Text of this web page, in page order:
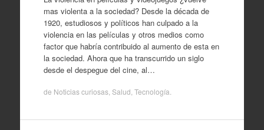
mas violenta a la sociedad? Desde la década de
1920, estudiosos y políticos han culpado a la
violencia en las películas y otros medios como
factor que habría contribuido al aumento de esta en
la sociedad. Ahora que ha transcurrido un siglo
desde el despegue del cine, al…
de Noticias curiosas, Salud Tecnología